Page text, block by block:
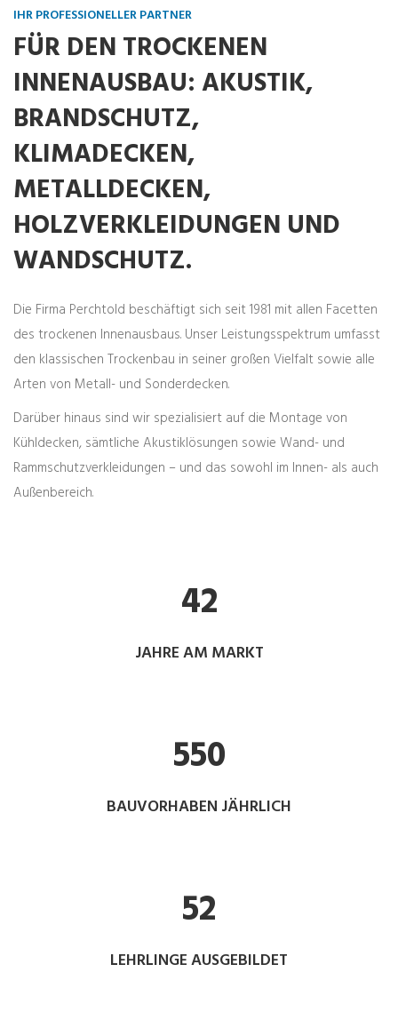
IHR PROFESSIONELLER PARTNER
FÜR DEN TROCKENEN
INNENAUSBAU: AKUSTIK,
BRANDSCHUTZ,
KLIMADECKEN,
METALLDECKEN,
HOLZVERKLEIDUNGEN UND
WANDSCHUTZ.
Die Firma Perchtold beschäftigt sich seit 1981 mit allen Facetten
des trockenen Innenausbaus. Unser Leistungsspektrum umfasst
den klassischen Trockenbau in seiner großen Vielfalt sowie alle
Arten von Metall- und Sonderdecken.
Darüber hinaus sind wir spezialisiert auf die Montage von
Kühldecken, sämtliche Akustiklösungen sowie Wand- und
Rammschutzverkleidungen – und das sowohl im Innen- als auch
Außenbereich.
42
JAHRE AM MARKT
550
BAUVORHABEN JÄHRLICH
52
LEHRLINGE AUSGEBILDET